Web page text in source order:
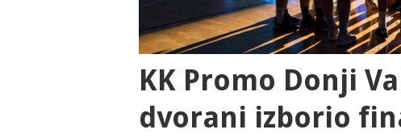
KK Promo Donji
dvorani izborio